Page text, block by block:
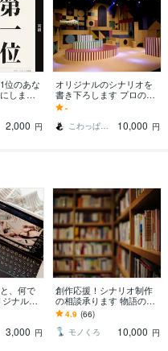
位のあな
します
間月間1
実績構
2,000 円
オリジナルのシナリオを
書き下ろします プロの現
役劇作家があなたに合っ
たシナリオを作ります。
-
こわっぱちゃん
10,000 円
、何で
ナル小
等、願
なりま
3,000 円
創作応援！シナリオ制作
の相談承ります 物語の展
開・構成・進め方に迷っ
ている方へ
4.9 (66)
モノくろ
10,000 円